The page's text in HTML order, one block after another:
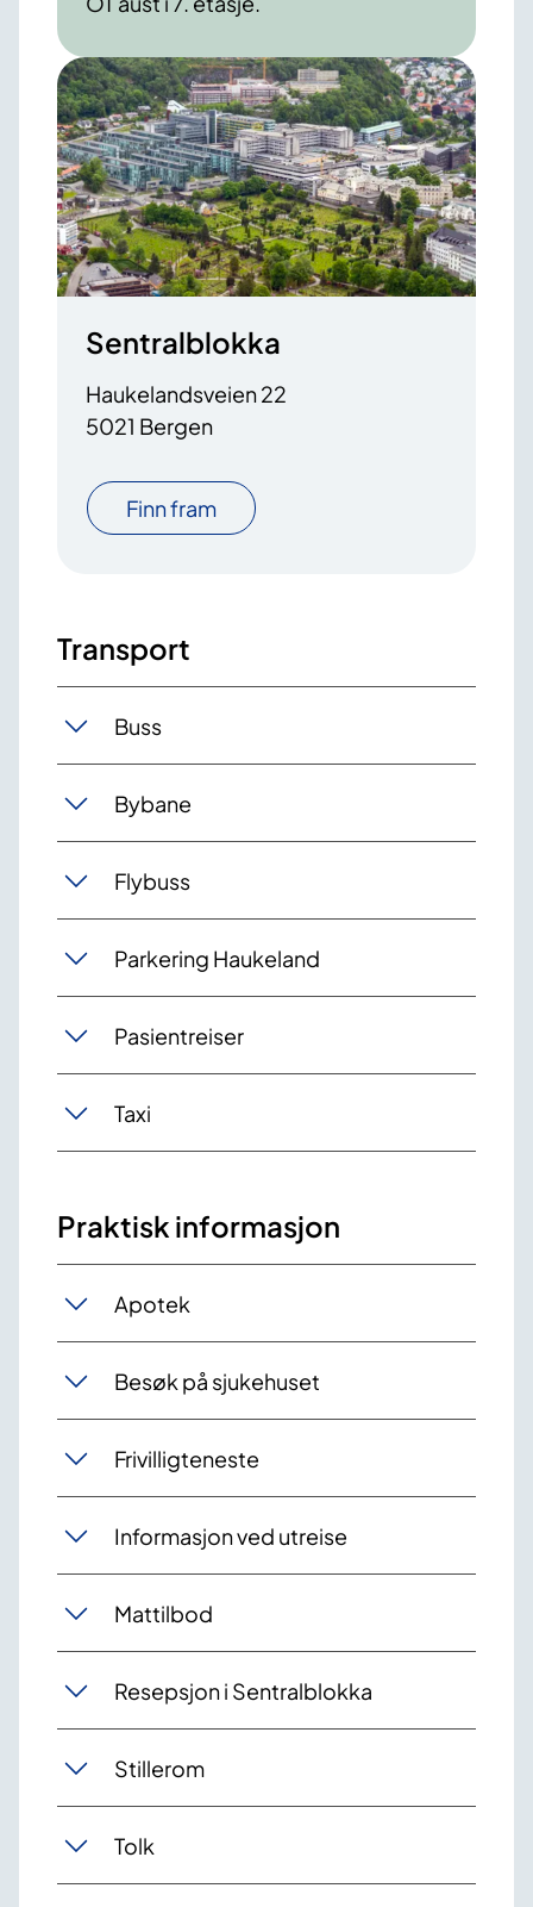
Sentralblokka
Haukelandsveien 22
5021 Bergen
Finn fram
Transport
Buss
Bybane
Flybuss
Parkering Haukeland
Pasientreiser
Taxi
Praktisk informasjon
Apotek
Besøk på sjukehuset
Frivilligteneste
Informasjon ved utreise
Mattilbod
Resepsjon i Sentralblokka
Stillerom
Tolk